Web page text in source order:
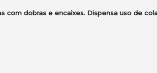
com dobras e encaixes. Dispensa uso de